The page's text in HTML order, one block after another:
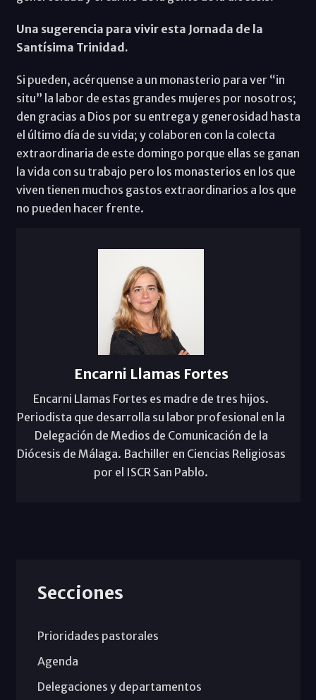
Una sugerencia para vivir esta Jornada de la
Santísima Trinidad.
Si pueden, acérquense a un monasterio para ver “in
situ” la labor de estas grandes mujeres por nosotros;
den gracias a Dios por su entrega y generosidad hasta
el último día de su vida; y colaboren con la colecta
extraordinaria de este domingo porque ellas se ganan
la vida con su trabajo pero los monasterios en los que
viven tienen muchos gastos extraordinarios a los que
no pueden hacer frente.
Encarni Llamas Fortes
Encarni Llamas Fortes es madre de tres hijos.
Periodista que desarrolla su labor profesional en la
Delegación de Medios de Comunicación de la
Diócesis de Málaga. Bachiller en Ciencias Religiosas
por el ISCR San Pablo.
Secciones
Prioridades pastorales
Agenda
Delegaciones y departamentos